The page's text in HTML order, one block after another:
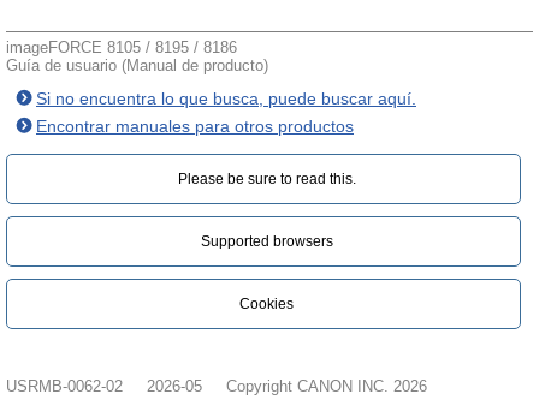
imageFORCE 8105 / 8195 / 8186
Guía de usuario (Manual de producto)
Si no encuentra lo que busca, puede buscar aquí.
Encontrar manuales para otros productos
Please be sure to read this.‎
Supported browsers
Cookies
USRMB-0062-02 2026-05 Copyright CANON INC. 2026